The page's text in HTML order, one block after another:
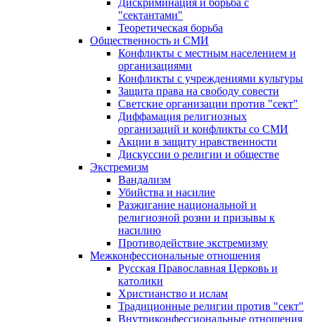
Дискриминация и борьба с
"сектантами"
Теоретическая борьба
Общественность и СМИ
Конфликты с местным населением и
организациями
Конфликты с учреждениями культуры
Защита права на свободу совести
Светские организации против "сект"
Диффамация религиозных
организаций и конфликты со СМИ
Акции в защиту нравственности
Дискуссии о религии и обществе
Экстремизм
Вандализм
Убийства и насилие
Разжигание национальной и
религиозной розни и призывы к
насилию
Противодействие экстремизму
Межконфессиональные отношения
Русская Православная Церковь и
католики
Христианство и ислам
Традиционные религии против "сект"
Внутриконфессиональные отношения